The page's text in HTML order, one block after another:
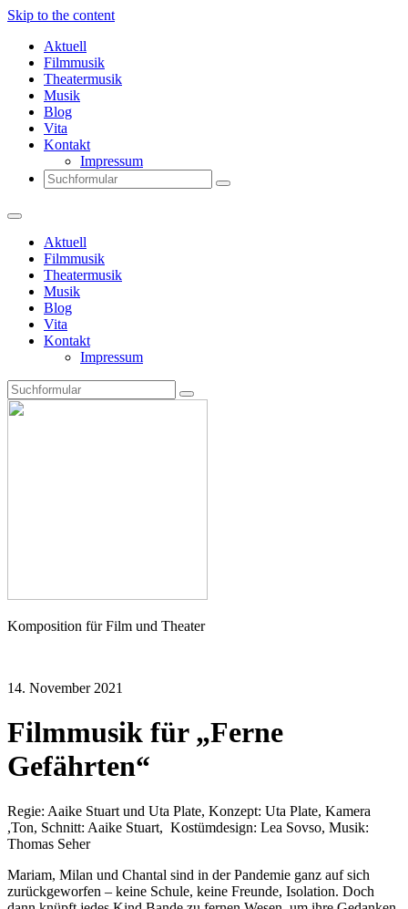
Skip to the content
Aktuell
Filmmusik
Theatermusik
Musik
Blog
Vita
Kontakt
Impressum
Search
Aktuell
Filmmusik
Theatermusik
Musik
Blog
Vita
Kontakt
Impressum
Search
Komposition für Film und Theater
14. November 2021
Filmmusik für „Ferne
Gefährten“
Regie: Aaike Stuart und Uta Plate, Konzept: Uta Plate, Kamera
,Ton, Schnitt: Aaike Stuart, Kostümdesign: Lea Sovso, Musik:
Thomas Seher
Mariam, Milan und Chantal sind in der Pandemie ganz auf sich
zurückgeworfen – keine Schule, keine Freunde, Isolation. Doch